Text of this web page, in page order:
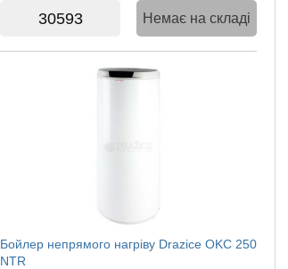
30593 Немає на складі
Бойлер непрямого нагріву Drazice OKC 250
NTR